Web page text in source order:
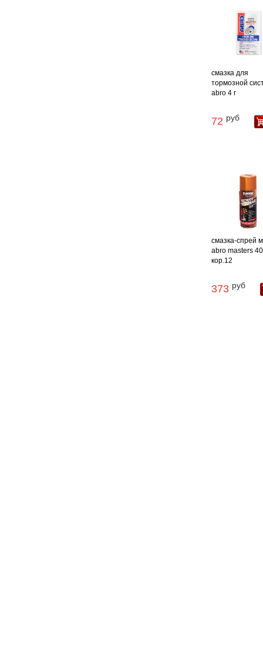
смазка для
тормозной
abro 4 г
72 руб
смазка-спрей
abro masters
кор.12
373 руб